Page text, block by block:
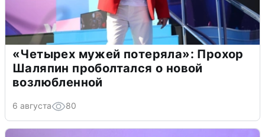
«Четырех мужей потеряла»: Прохор
Шаляпин проболтался о новой
возлюбленной
6 августа 80